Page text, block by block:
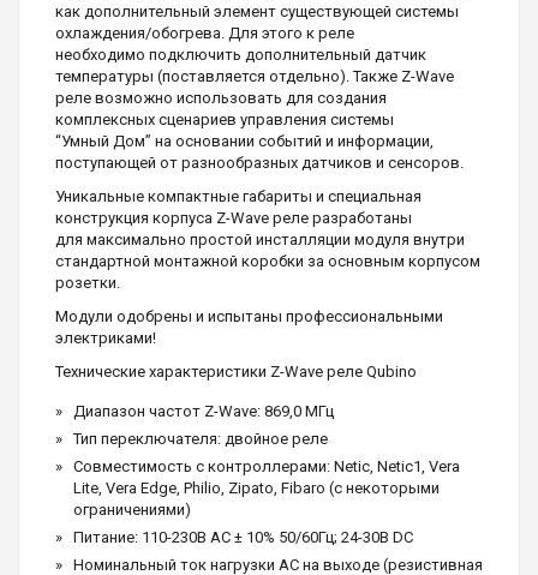
как дополнительный элемент существующей системы
охлаждения/обогрева. Для этого к реле
необходимо подключить дополнительный датчик
температуры (поставляется отдельно). Также Z-Wave
реле возможно использовать для создания
комплексных сценариев управления системы
“Умный Дом” на основании событий и информации,
поступающей от разнообразных датчиков и сенсоров.
Уникальные компактные габариты и специальная
конструкция корпуса Z-Wave реле разработаны
для максимально простой инсталляции модуля внутри
стандартной монтажной коробки за основным корпусом
розетки.
Модули одобрены и испытаны профессиональными
электриками!
Технические характеристики Z-Wave реле Qubino
Диапазон частот Z-Wave: 869,0 МГц
Тип переключателя: двойное реле
Совместимость с контроллерами: Netic, Netic1, Vera
Lite, Vera Edge, Philio, Zipato, Fibaro (с некоторыми
ограничениями)
Питание: 110-230В АС ± 10% 50/60Гц; 24-30В DC
Номинальный ток нагрузки AC на выходе (резистивная